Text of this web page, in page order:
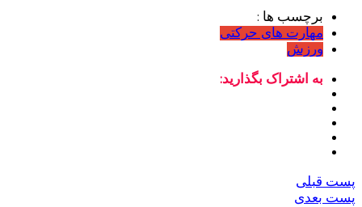
برچسب ها :
مهارت های حرکتی
ورزش
به اشتراک بگذارید:
پست قبلی
پست بعدی